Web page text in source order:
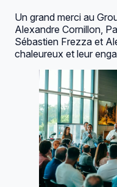
Un grand merci au
Alexandre Cornillon,
Sébastien Frezza et
chaleureux et leur